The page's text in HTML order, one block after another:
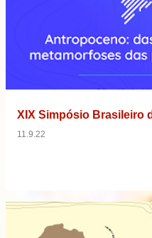
XIX Simpósio Brasileiro
11.9.22